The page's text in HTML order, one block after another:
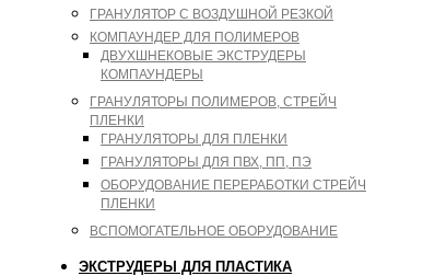
ГРАНУЛЯТОР С ВОЗДУШНОЙ РЕЗКОЙ
КОМПАУНДЕР ДЛЯ ПОЛИМЕРОВ
ДВУХШНЕКОВЫЕ ЭКСТРУДЕРЫ
КОМПАУНДЕРЫ
ГРАНУЛЯТОРЫ ПОЛИМЕРОВ, СТРЕЙЧ
ПЛЕНКИ
ГРАНУЛЯТОРЫ ДЛЯ ПЛЕНКИ
ГРАНУЛЯТОРЫ ДЛЯ ПВХ, ПП, ПЭ
ОБОРУДОВАНИЕ ПЕРЕРАБОТКИ СТРЕЙЧ
ПЛЕНКИ
ВСПОМОГАТЕЛЬНОЕ ОБОРУДОВАНИЕ
ЭКСТРУДЕРЫ ДЛЯ ПЛАСТИКА